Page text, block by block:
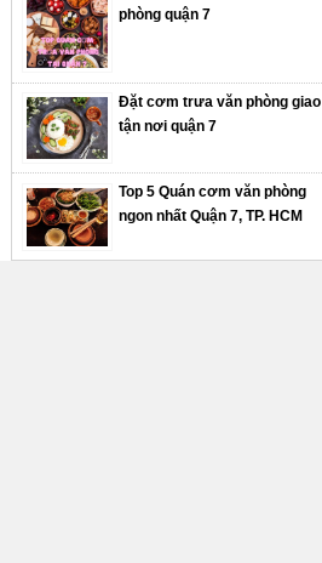
phòng quận 7
Đặt cơm trưa văn phòng giao
tận nơi quận 7
Top 5 Quán cơm văn phòng
ngon nhất Quận 7, TP. HCM